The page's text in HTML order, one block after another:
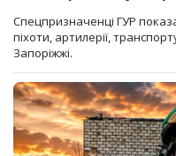
Спецпризначенці ГУР
піхоти, артилерії,
Запоріжжі.